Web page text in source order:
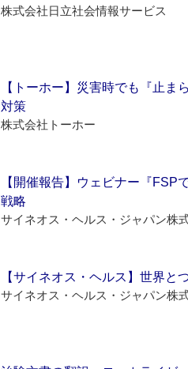
株式会社日立社会情報サービス
【トーホー】災害時でも『止
対策
株式会社トーホー
【開催報告】ウェビナー『FSP
戦略
サイネオス・ヘルス・ジャパン株
【サイネオス・ヘルス】世界
サイネオス・ヘルス・ジャパン株